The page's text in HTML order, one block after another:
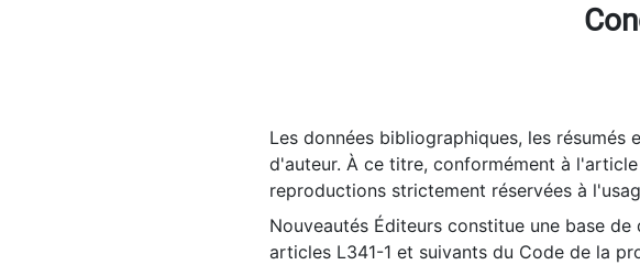
Les données bibliographiques, les
d'auteur. À ce titre, conformément à
reproductions strictement réservées à
Nouveautés Éditeurs constitue une base
articles L341-1 et suivants du Code de la